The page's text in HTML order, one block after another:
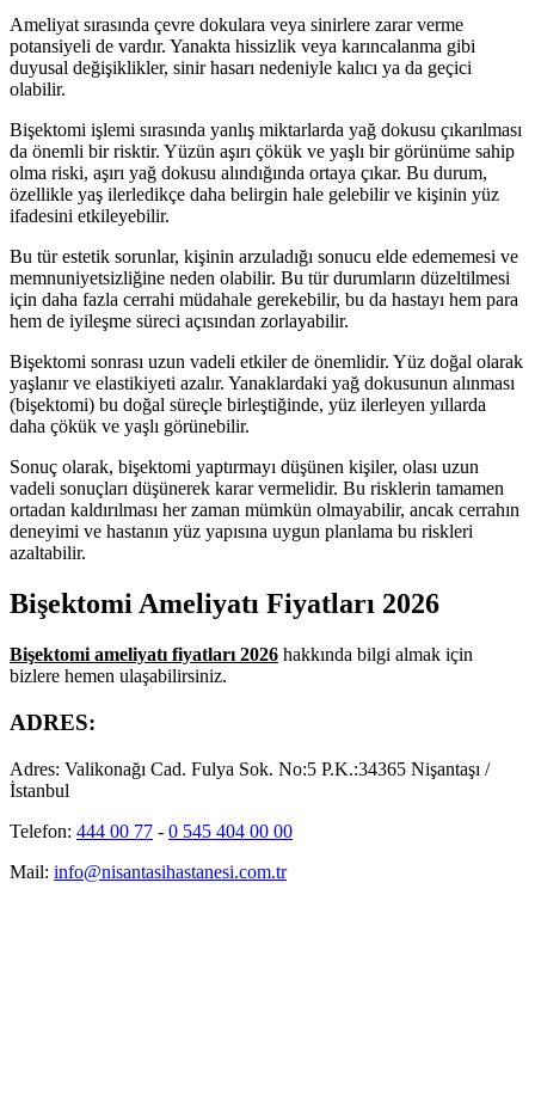
Ameliyat sırasında çevre dokulara veya sinirlere zarar verme
potansiyeli de vardır. Yanakta hissizlik veya karıncalanma gibi
duyusal değişiklikler, sinir hasarı nedeniyle kalıcı ya da geçici
olabilir.
Bişektomi işlemi sırasında yanlış miktarlarda yağ dokusu çıkarılması
da önemli bir risktir. Yüzün aşırı çökük ve yaşlı bir görünüme sahip
olma riski, aşırı yağ dokusu alındığında ortaya çıkar. Bu durum,
özellikle yaş ilerledikçe daha belirgin hale gelebilir ve kişinin yüz
ifadesini etkileyebilir.
Bu tür estetik sorunlar, kişinin arzuladığı sonucu elde edememesi ve
memnuniyetsizliğine neden olabilir. Bu tür durumların düzeltilmesi
için daha fazla cerrahi müdahale gerekebilir, bu da hastayı hem para
hem de iyileşme süreci açısından zorlayabilir.
Bişektomi sonrası uzun vadeli etkiler de önemlidir. Yüz doğal olarak
yaşlanır ve elastikiyeti azalır. Yanaklardaki yağ dokusunun alınması
(bişektomi) bu doğal süreçle birleştiğinde, yüz ilerleyen yıllarda
daha çökük ve yaşlı görünebilir.
Sonuç olarak, bişektomi yaptırmayı düşünen kişiler, olası uzun
vadeli sonuçları düşünerek karar vermelidir. Bu risklerin tamamen
ortadan kaldırılması her zaman mümkün olmayabilir, ancak cerrahın
deneyimi ve hastanın yüz yapısına uygun planlama bu riskleri
azaltabilir.
Bişektomi Ameliyatı Fiyatları 2026
Bişektomi ameliyatı fiyatları 2026 hakkında bilgi almak için
bizlere hemen ulaşabilirsiniz.
ADRES:
Adres: Valikonağı Cad. Fulya Sok. No:5 P.K.:34365 Nişantaşı /
İstanbul
Telefon: 444 00 77 - 0 545 404 00 00
Mail: info@nisantasihastanesi.com.tr